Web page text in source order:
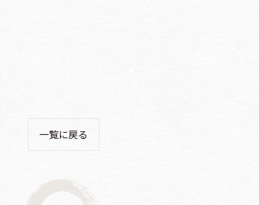
一覧に戻る